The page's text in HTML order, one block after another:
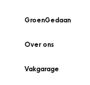
GroenGedaan
Over ons
Vakgarage